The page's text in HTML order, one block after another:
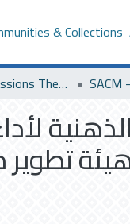
& Collections
Saudi Cultural Missions Theses & Dissertations SACM